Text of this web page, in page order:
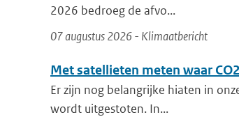
2026 bedroeg de afvo...
07 augustus 2026 - Klimaatbericht
Met satellieten meten waar
Er zijn nog belangrijke hiaten in
wordt uitgestoten. In...